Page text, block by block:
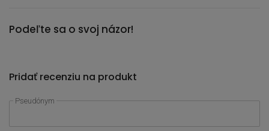
Podeľte sa o svoj názor!
Pridať recenziu na produkt
Pseudónym